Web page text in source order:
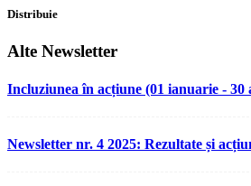
Distribuie
Alte Newsletter
Incluziunea în acțiune (01 ianuarie - 30
Newsletter nr. 4 2025: Rezultate și